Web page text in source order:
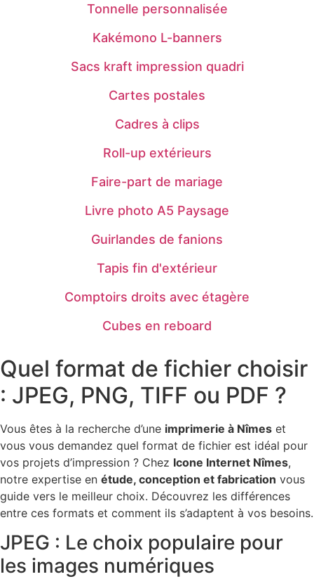
Tonnelle personnalisée
Kakémono L-banners
Sacs kraft impression quadri
Cartes postales
Cadres à clips
Roll-up extérieurs
Faire-part de mariage
Livre photo A5 Paysage
Guirlandes de fanions
Tapis fin d'extérieur
Comptoirs droits avec étagère
Cubes en reboard
Quel format de fichier choisir
: JPEG, PNG, TIFF ou PDF ?
Vous êtes à la recherche d’une imprimerie à Nîmes et
vous vous demandez quel format de fichier est idéal pour
vos projets d’impression ? Chez Icone Internet Nîmes,
notre expertise en étude, conception et fabrication vous
guide vers le meilleur choix. Découvrez les différences
entre ces formats et comment ils s’adaptent à vos besoins.
JPEG : Le choix populaire pour
les images numériques